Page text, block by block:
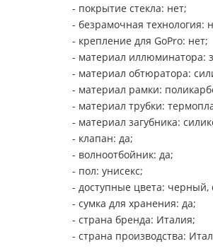
- покрытие стекла: нет;
- безрамочная технология:
- крепление для GoPro: нет;
- материал иллюминатора:
- материал обтюратора:
- материал рамки:
- материал трубки:
- материал загубника:
- клапан: да;
- волноотбойник: да;
- пол: унисекс;
- доступные цвета: черный,
- сумка для хранения: да;
- страна бренда: Италия;
- страна производства: